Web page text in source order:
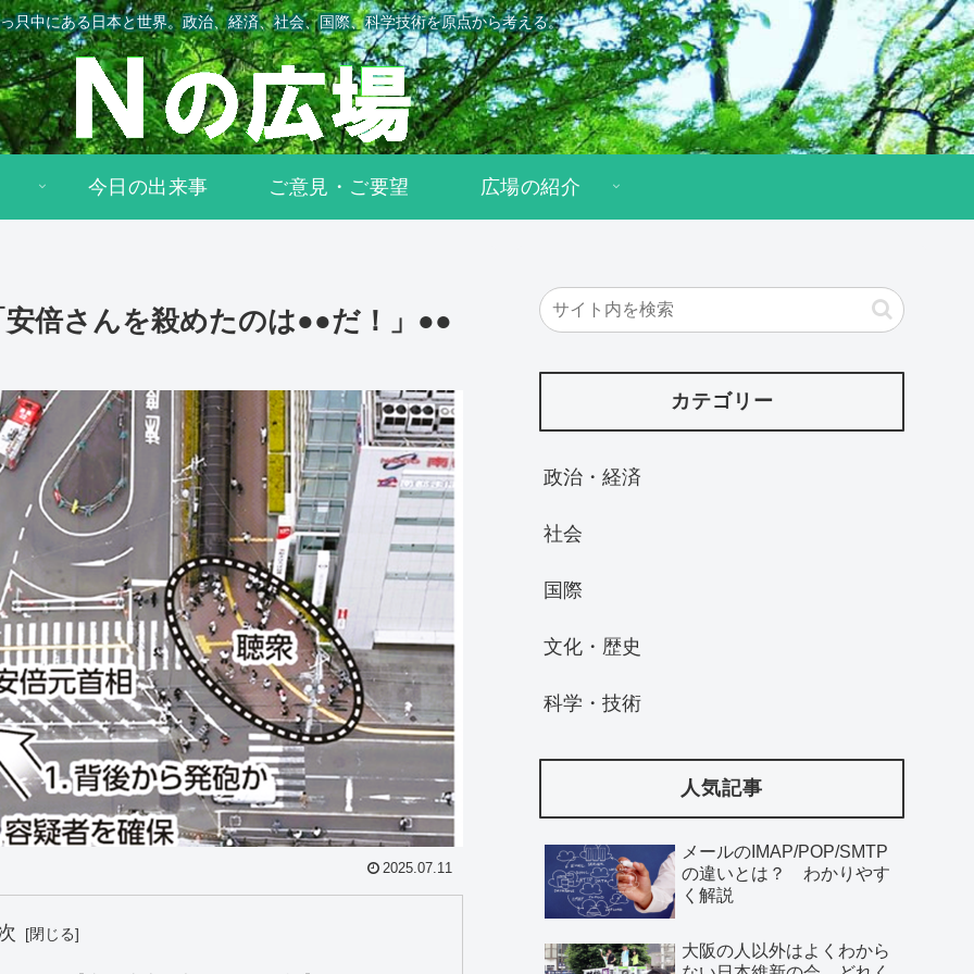
只中にある日本と世界。政治、経済、社会、国際、科学技術を原点から考える。
今日の出来事 ご意見・ご要望 広場の紹介
倍さんを殺めたのは●●だ！」●●
2025.07.11
カテゴリー
政治・経済
社会
国際
文化・歴史
科学・技術
人気記事
メールのIMAP/POP/SMTP
の違いとは？ わかりやす
く解説
大阪の人以外はよくわから